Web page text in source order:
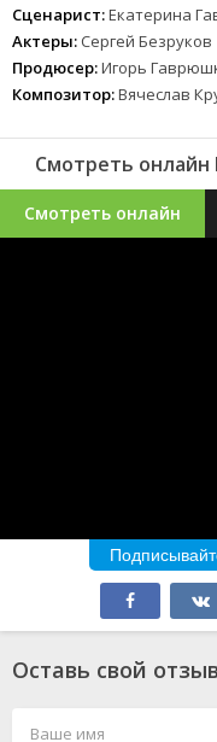
Сценарист:Екатерина
Актеры: Сергей Безруков
Продюсер:Игорь
Композитор:Вячеслав
Смотреть онлайн
Смотреть онлайн
Оставь свой отзыв